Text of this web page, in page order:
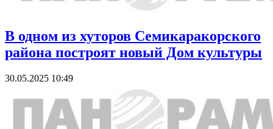
В одном из хуторов Семикаракорского
района построят новый Дом культуры
30.05.2025 10:49